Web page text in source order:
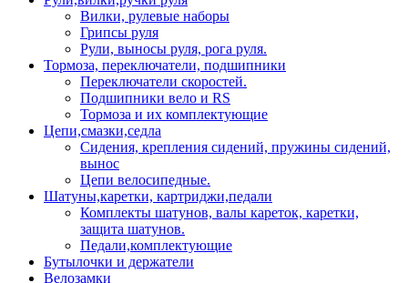
Вилки, рулевые наборы
Грипсы руля
Рули, выносы руля, рога руля.
Тормоза, переключатели, подшипники
Переключатели скоростей.
Подшипники вело и RS
Тормоза и их комплектующие
Цепи,смазки,седла
Сидения, крепления сидений, пружины сидений,
вынос
Цепи велосипедные.
Шатуны,каретки, картриджи,педали
Комплекты шатунов, валы кареток, каретки,
защита шатунов.
Педали,комплектующие
Бутылочки и держатели
Велозамки